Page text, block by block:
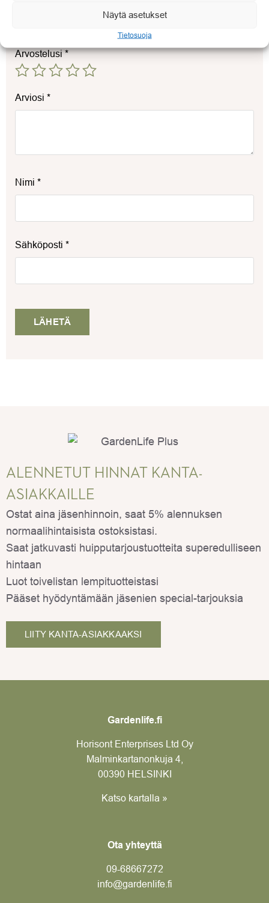
Näytä asetukset
Tietosuoja
Sähköpostiosoitettasi ei julkaista. Pakolliset kentät on
Arvostelusi*
Arviosi *
Nimi *
Sähköposti *
ALENNETUT HINNAT KANTA-
ASIAKKAILLE
Ostat aina jäsenhinnoin, saat 5% alennuksen
normaalihintaisista ostoksistasi.
Saat jatkuvasti huipputarjoustuotteita superedulliseen
hintaan
Luot toivelistan lempituotteistasi
Pääset hyödyntämään jäsenien special-tarjouksia
LIITY KANTA-ASIAKKAAKSI
Gardenlife.fi
Horisont Enterprises Ltd Oy
Malminkartanonkuja 4,
00390 HELSINKI
Katso kartalla »
Ota yhteyttä
09-68667272
info@gardenlife.fi